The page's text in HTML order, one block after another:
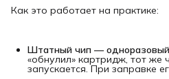
Как это работает на практике:
Штатный чип —
«обнулил» картридж, тот же
запускается. При заправке